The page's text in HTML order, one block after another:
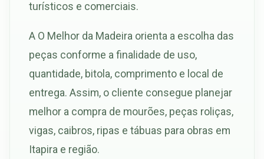
turísticos e comerciais.
A O Melhor da Madeira orienta a escolha das
peças conforme a finalidade de uso,
quantidade, bitola, comprimento e local de
entrega. Assim, o cliente consegue planejar
melhor a compra de mourões, peças roliças,
vigas, caibros, ripas e tábuas para obras em
Itapira e região.